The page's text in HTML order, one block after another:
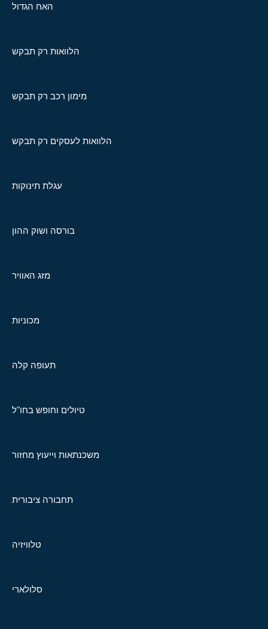
האח הגדול
הלוואות רק תבקש
מימון רכב רק תבקש
הלוואות לעסקים רק תבקש
עגלת תינוקות
בורסה ושוק ההון
מזג האוויר
מכוניות
תעופה קלה
טיולים וחופש בחו"ל
משכנתאות וייעוץ מחזור
תחבורה ציבורית
טלוויזיה
סלולארי